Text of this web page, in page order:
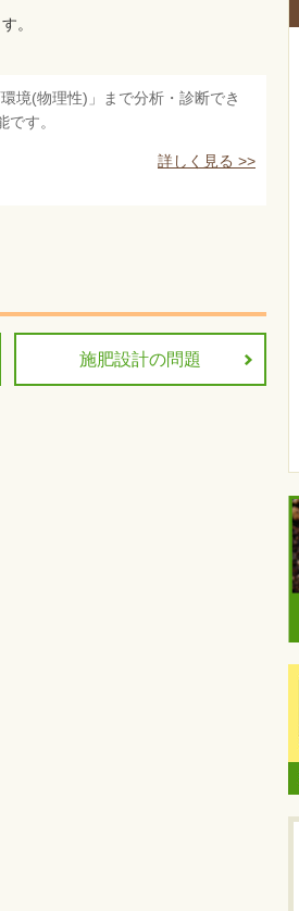
。
境(物理性)」まで分析・診断でき
す。
詳しく見る >>
施肥設計の問題